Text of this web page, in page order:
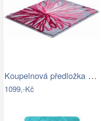
Koupelnová předložka ART
1099,-Kč